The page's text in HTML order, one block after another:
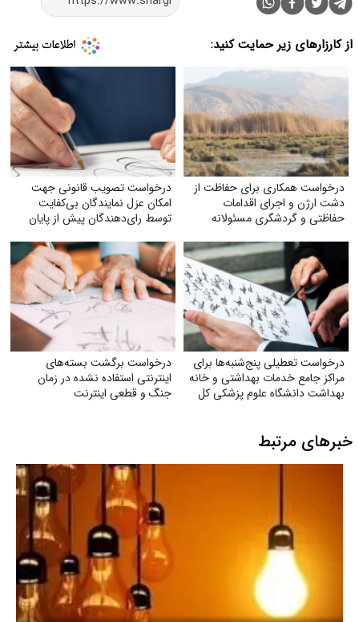
از کارزارهای زیر حمایت کنید:
درخواست همکاری برای حفاظت از
دشت ارژن و اجرای اقدامات
حفاظتی و گردشگری مسئولانه
درخواست تصویب قانونی جهت
امکان عزل نمایندگان بی‌کفایت
توسط رای‌دهندگان پیش از پایان
درخواست تعطیلی پنج‌شنبه‌ها برای
مراکز جامع خدمات بهداشتی و خانه
بهداشت دانشگاه علوم پزشکی کل
درخواست برگشت بسته‌های
اینترنتی استفاده نشده در زمان
جنگ و قطعی اینترنت
خبرهای مرتبط